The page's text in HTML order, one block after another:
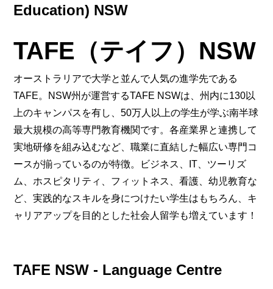
TAFE NSW - Language Centre
Education) NSW
TAFE（テイフ）NSW
オーストラリアで大学と並んで人気の進学先である
TAFE。NSW州が運営するTAFE NSWは、州内に130以
上のキャンパスを有し、50万人以上の学生が学ぶ南半球
最大規模の高等専門教育機関です。各産業界と連携して
実地研修を組み込むなど、職業に直結した幅広い専門コ
ースが揃っているのが特徴。ビジネス、IT、ツーリズ
ム、ホスピタリティ、フィットネス、看護、幼児教育な
ど、実践的なスキルを身につけたい学生はもちろん、キ
ャリアアップを目的とした社会人留学も増えています！